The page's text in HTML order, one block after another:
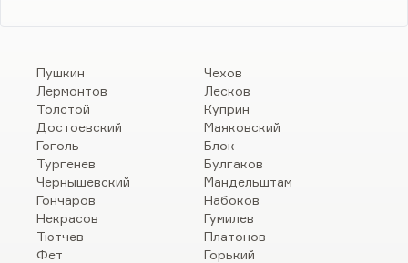
Пушкин
Лермонтов
Толстой
Достоевский
Гоголь
Тургенев
Чернышевский
Гончаров
Некрасов
Тютчев
Фет
Чехов
Лесков
Куприн
Маяковский
Блок
Булгаков
Мандельштам
Набоков
Гумилев
Платонов
Горький